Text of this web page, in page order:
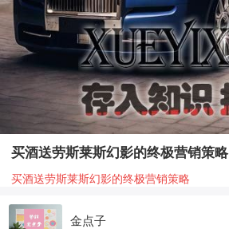
买酒送劳斯莱斯幻影的终极营销策略
买酒送劳斯莱斯幻影的终极营销策略
金点子